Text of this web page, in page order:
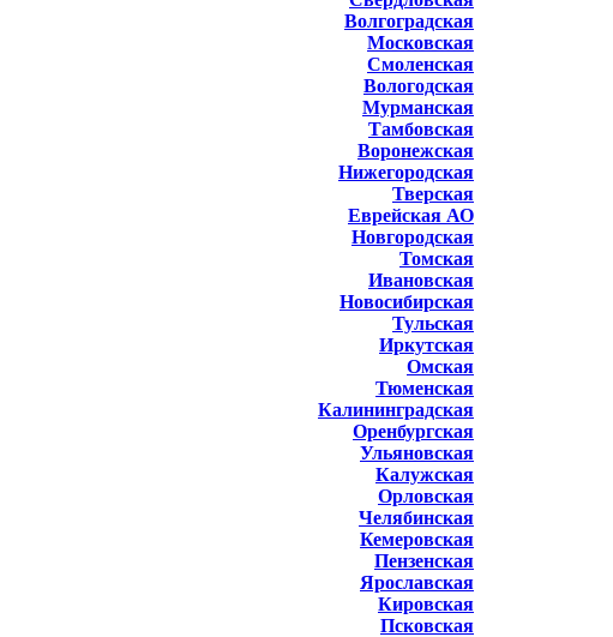
Волгоградская
Московская
Смоленская
Вологодская
Мурманская
Тамбовская
Воронежская
Нижегородская
Тверская
Еврейская АО
Новгородская
Томская
Ивановская
Новосибирская
Тульская
Иркутская
Омская
Тюменская
Калининградская
Оренбургская
Ульяновская
Калужская
Орловская
Челябинская
Кемеровская
Пензенская
Ярославская
Кировская
Псковская